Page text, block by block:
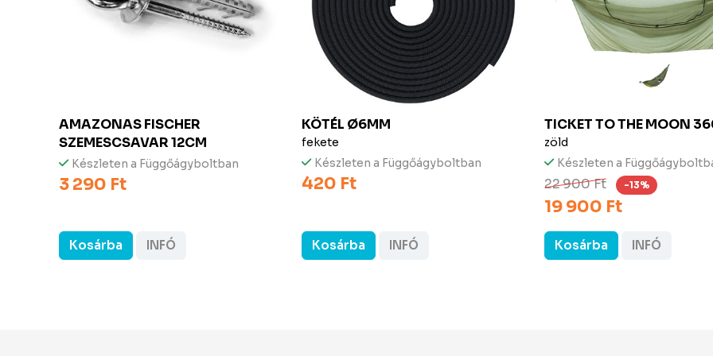
AMAZONAS FISCHER
SZEMESCSAVAR 12CM
Készleten a Függőágyboltban
3 290 Ft
Kosárba INFÓ
KÖTÉL Ø6MM
fekete
Készleten a Függőágyboltban
420 Ft
Kosárba INFÓ
TICKET TO THE MOON
zöld
Készleten a
22 900 Ft -13%
19 900 Ft
Kosárba INFÓ